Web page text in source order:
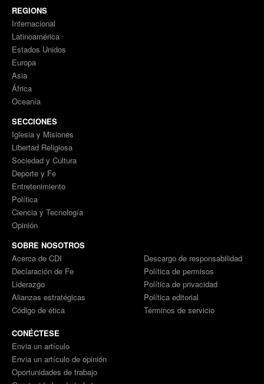
REGIONS
Internacional
Latinoamérica
Estados Unidos
Europa
Asia
África
Oceanía
SECCIONES
Iglesia y Misiones
Libertad Religiosa
Sociedad y Cultura
Deporte y Fe
Entretenimiento
Política
Ciencia y Tecnología
Opinión
SOBRE NOSOTROS
Acerca de CDI
Declaración de Fe
Liderazgo
Alianzas estratégicas
Código de ética
Descargo de responsabilidad
Política de permisos
Política de privacidad
Política editorial
Términos de servicio
CONÉCTESE
Envia un artículo
Envia un artículo de opinión
Oportunidades de trabajo